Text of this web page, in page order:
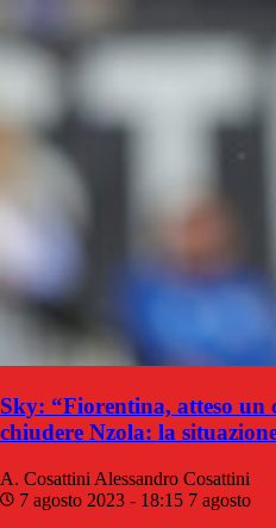
Sky: “Fiorentina, atteso un
chiudere Nzola: la
A. Cosattini Alessandro Cosattini
7 agosto 2023 - 18:15 7 agosto